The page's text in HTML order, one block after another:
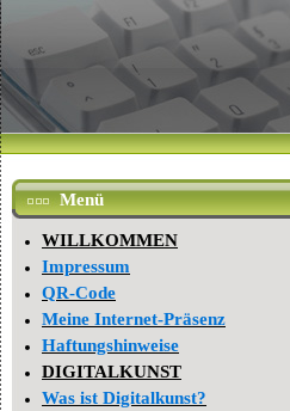
Menü
WILLKOMMEN
Impressum
QR-Code
Meine Internet-Präsenz
Haftungshinweise
DIGITALKUNST
Was ist Digitalkunst?